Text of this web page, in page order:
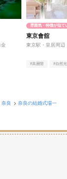
金
雰囲気・特徴が似て
東京會舘
東京駅・皇居周辺
#高層階 #自然光
奈良
奈良の結婚式場一